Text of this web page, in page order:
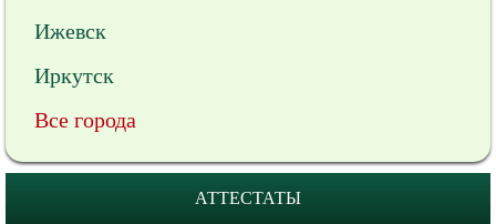
Ижевск
Иркутск
Все города
АТТЕСТАТЫ